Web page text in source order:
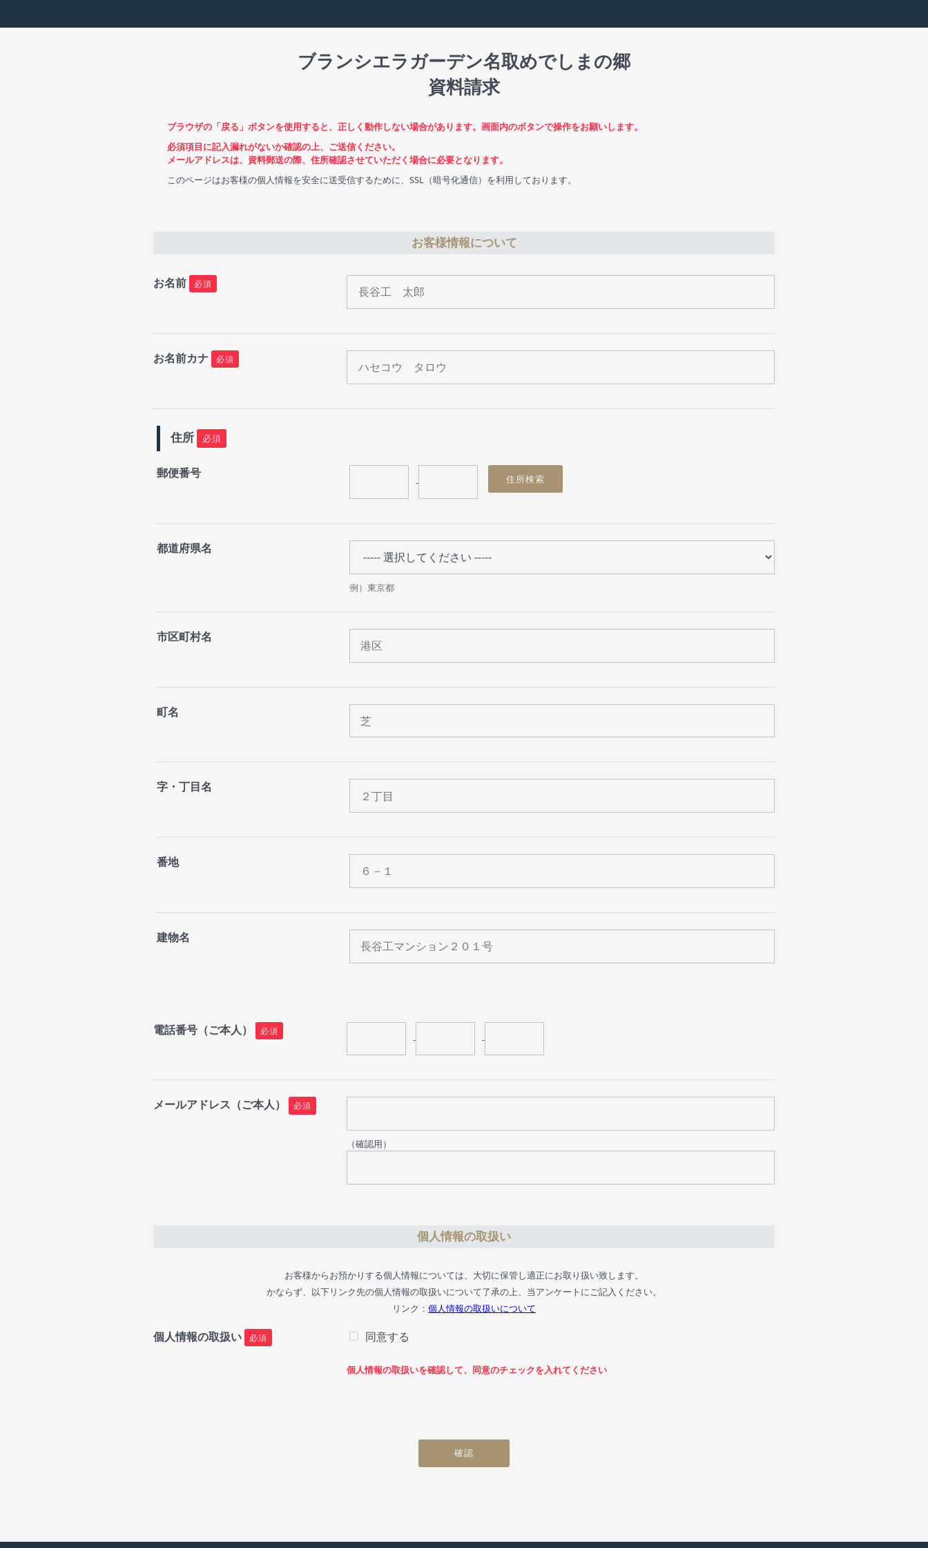
ブランシエラガーデン名取めでしまの郷
資料請求
ブラウザの「戻る」ボタンを使用すると、正しく動作しない場合があります。画面内のボタンで操作をお願いします。
必須項目に記入漏れがないか確認の上、ご送信ください。
メールアドレスは、資料郵送の際、住所確認させていただく場合に必要となります。
このページはお客様の個人情報を安全に送受信するために、SSL（暗号化通信）を利用しております。
お客様情報について
お名前 必須
お名前カナ 必須
住所 必須
郵便番号
-
都道府県名
例）東京都
市区町村名
町名
字・丁目名
番地
建物名
電話番号（ご本人） 必須
- -
メールアドレス（ご本人） 必須
（確認用）
個人情報の取扱い
お客様からお預かりする個人情報については、大切に保管し適正にお取り扱い致します。
かならず、以下リンク先の個人情報の取扱いについて了承の上、当アンケートにご記入ください。
リンク： 個人情報の取扱いについて
個人情報の取扱い 必須 同意する
個人情報の取扱いを確認して、同意のチェックを入れてください